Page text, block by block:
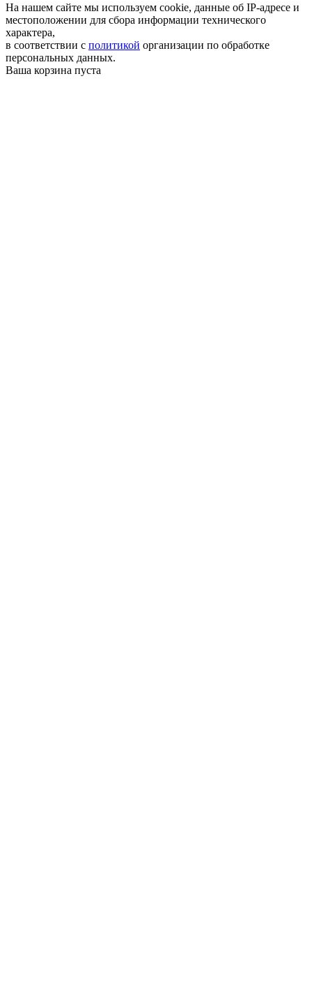
На нашем сайте мы используем cookie, данные об IP-адресе и
местоположении для сбора информации технического
характера,
в соответствии с политикой организации по обработке
персональных данных.
Ваша корзина пуста